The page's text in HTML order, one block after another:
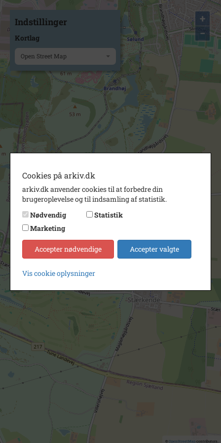
+
−
© OpenStreetMapcontributors.
Indstillinger
Kortlag
Open Street Map
Cookies på arkiv.dk
arkiv.dk anvender cookies til at forbedre din
brugeroplevelse og til indsamling af statistik.
Nødvendig
Statistik
Marketing
Accepter nødvendige Accepter valgte
Vis cookie oplysninger